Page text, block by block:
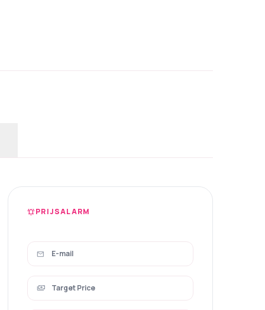
notifications_activePRIJSALARM
mail
payments